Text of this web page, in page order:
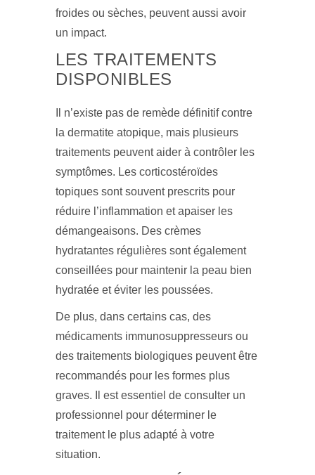
froides ou sèches, peuvent aussi avoir
un impact.
LES TRAITEMENTS
DISPONIBLES
Il n’existe pas de remède définitif contre
la dermatite atopique, mais plusieurs
traitements peuvent aider à contrôler les
symptômes. Les corticostéroïdes
topiques sont souvent prescrits pour
réduire l’inflammation et apaiser les
démangeaisons. Des crèmes
hydratantes régulières sont également
conseillées pour maintenir la peau bien
hydratée et éviter les poussées.
De plus, dans certains cas, des
médicaments immunosuppresseurs ou
des traitements biologiques peuvent être
recommandés pour les formes plus
graves. Il est essentiel de consulter un
professionnel pour déterminer le
traitement le plus adapté à votre
situation.